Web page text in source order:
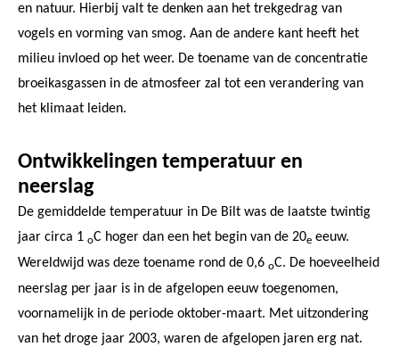
en natuur. Hierbij valt te denken aan het trekgedrag van
vogels en vorming van smog. Aan de andere kant heeft het
milieu invloed op het weer. De toename van de concentratie
broeikasgassen in de atmosfeer zal tot een verandering van
het klimaat leiden.
Ontwikkelingen temperatuur en
neerslag
De gemiddelde temperatuur in De Bilt was de laatste twintig
jaar circa 1 oC hoger dan een het begin van de 20e eeuw.
Wereldwijd was deze toename rond de 0,6 oC. De hoeveelheid
neerslag per jaar is in de afgelopen eeuw toegenomen,
voornamelijk in de periode oktober-maart. Met uitzondering
van het droge jaar 2003, waren de afgelopen jaren erg nat.